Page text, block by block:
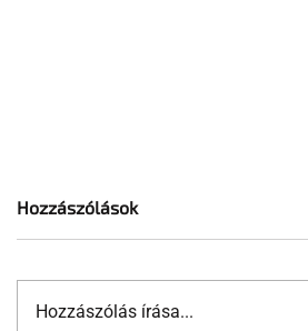
Hozzászólások
Hozzászólás írása...